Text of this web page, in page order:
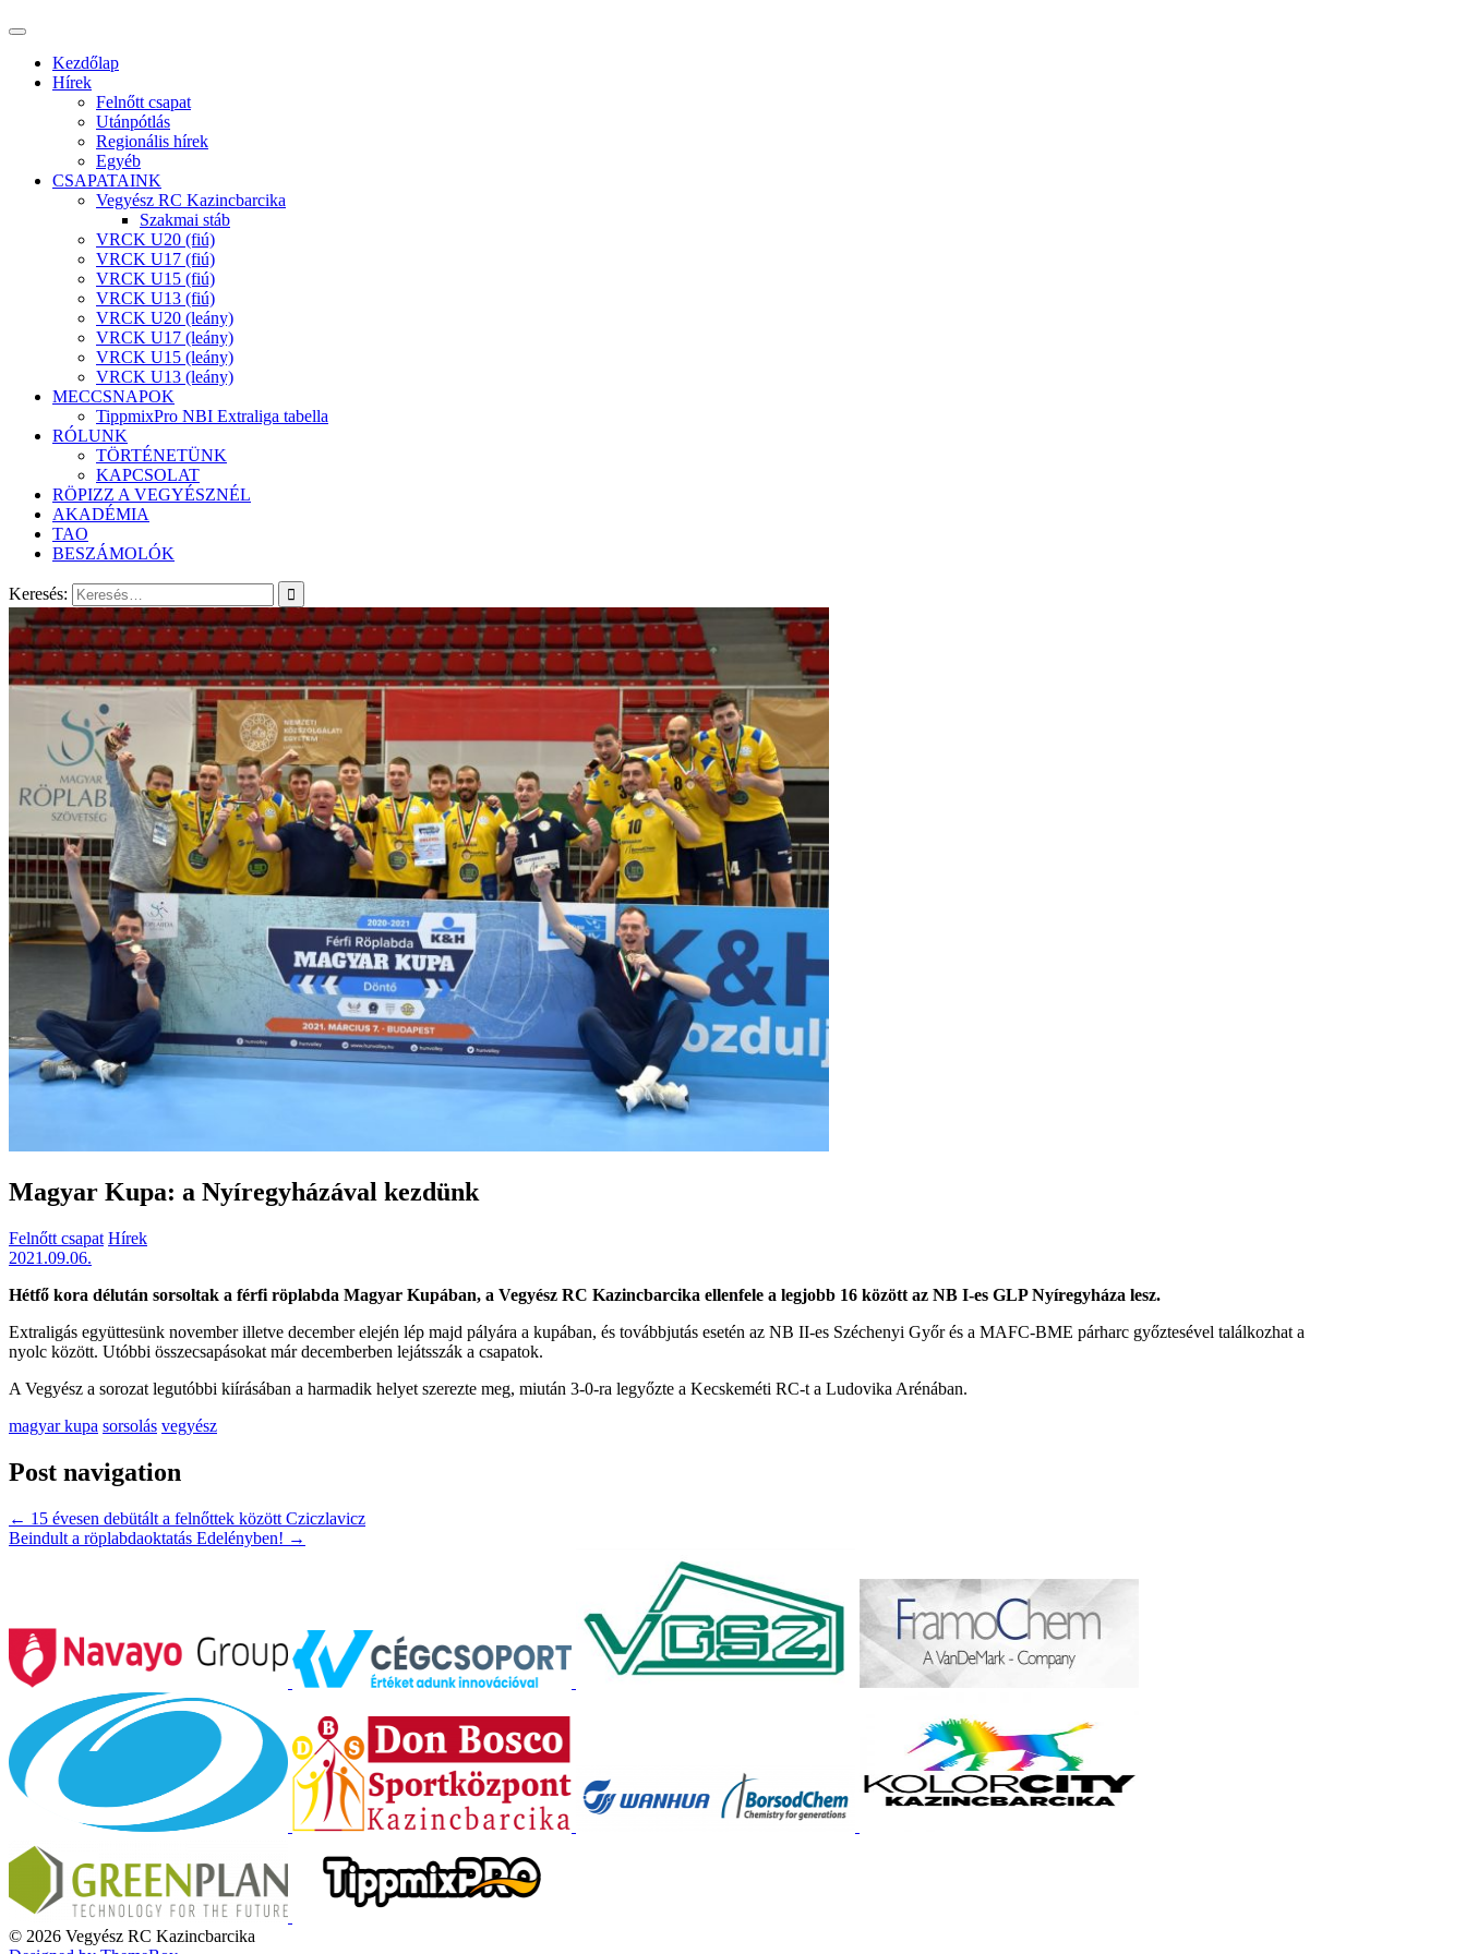
Kezdőlap
Hírek
Felnőtt csapat
Utánpótlás
Regionális hírek
Egyéb
CSAPATAINK
Vegyész RC Kazincbarcika
Szakmai stáb
VRCK U20 (fiú)
VRCK U17 (fiú)
VRCK U15 (fiú)
VRCK U13 (fiú)
VRCK U20 (leány)
VRCK U17 (leány)
VRCK U15 (leány)
VRCK U13 (leány)
MECCSNAPOK
TippmixPro NBI Extraliga tabella
RÓLUNK
TÖRTÉNETÜNK
KAPCSOLAT
RÖPIZZ A VEGYÉSZNÉL
AKADÉMIA
TAO
BESZÁMOLÓK
Keresés:
Magyar Kupa: a Nyíregyházával kezdünk
Felnőtt csapat Hírek
2021.09.06.
Hétfő kora délután sorsoltak a férfi röplabda Magyar Kupában, a Vegyész RC Kazincbarcika ellenfele a legjobb 16 között az NB I-es GLP Nyíregyháza lesz.
Extraligás együttesünk november illetve december elején lép majd pályára a kupában, és továbbjutás esetén az NB II-es Széchenyi Győr és a MAFC-BME párharc győztesével találkozhat a
nyolc között. Utóbbi összecsapásokat már decemberben lejátsszák a csapatok.
A Vegyész a sorozat legutóbbi kiírásában a harmadik helyet szerezte meg, miután 3-0-ra legyőzte a Kecskeméti RC-t a Ludovika Arénában.
magyar kupa sorsolás vegyész
Post navigation
← 15 évesen debütált a felnőttek között Cziczlavicz
Beindult a röplabdaoktatás Edelényben! →
© 2026 Vegyész RC Kazincbarcika